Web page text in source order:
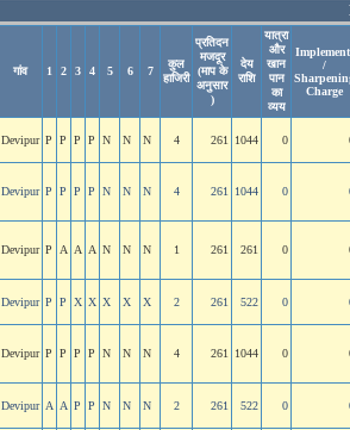
गांव 1 2 3 4 5 6 7
कुल
हाजिरी
प्रतिदन
मजदूर
(माप के
अनुसार
)
देय
राशि
यात्रा
और
खान
पान
का
व्यय
/
Charge
Devipur P P P P N N N 4 261 1044 0
Devipur P P P P N N N 4 261 1044 0
Devipur P A A A N N N 1 261 261 0
Devipur P P X X X X X 2 261 522 0
Devipur P P P P N N N 4 261 1044 0
Devipur A A P P N N N 2 261 522 0